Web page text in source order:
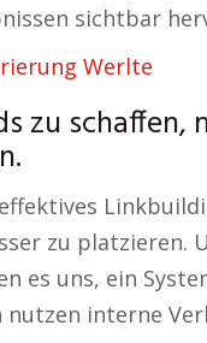
sichtbar
Werlte
zu
zu platzieren.
es uns, ein
nutzen interne